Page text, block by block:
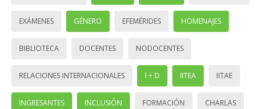
EXÁMENES GÉNERO EFEMÉRIDES HOMENAJES
BIBLIOTECA DOCENTES NODOCENTES
RELACIONES INTERNACIONALES I + D IITEA IITAE
INGRESANTES INCLUSIÓN FORMACIÓN CHARLAS